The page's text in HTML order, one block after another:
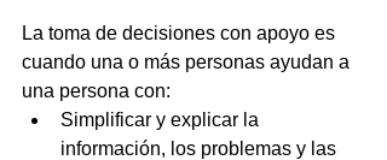
La toma de decisiones con apoyo es
cuando una o más personas ayudan a
una persona con:
Simplificar y explicar la
información, los problemas y las